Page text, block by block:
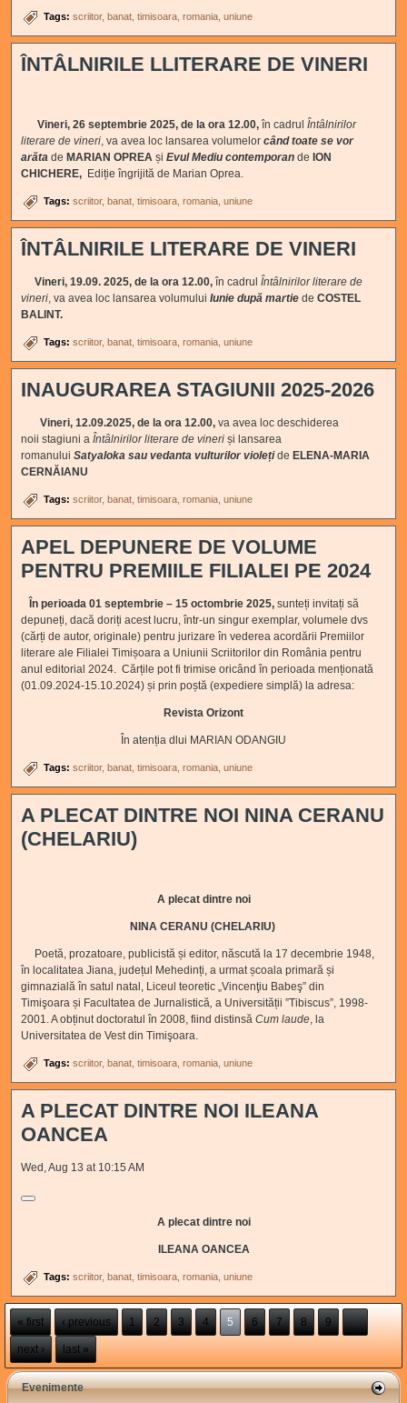
Tags:scriitor banat timisoara romania uniune
ÎNTÂLNIRILE LLITERARE DE VINERI
Vineri, 26 septembrie 2025, de la ora 12.00,în cadrulÎntâlnirilor
literare de vineri, va avea loc lansarea volumelorcând toate se vor
arăta de MARIAN OPREA șiEvul Mediu contemporan de ION
CHICHERE, Ediție îngrijită de Marian Oprea.
Tags:scriitor banat timisoara romania uniune
ÎNTÂLNIRILE LITERARE DE VINERI
Vineri, 19.09. 2025, de la ora 12.00,în cadrulÎntâlnirilor literare de
vineri, va avea loc lansarea volumului Iunie după martie de COSTEL
BALINT.
Tags:scriitor banat timisoara romania uniune
INAUGURAREA STAGIUNII 2025-2026
Vineri, 12.09.2025, de la ora 12.00,va avea loc deschiderea
noii stagiuni aÎntâlnirilor literare de vineri și lansarea
romanuluiSatyaloka sau vedanta vulturilor violețide ELENA-MARIA
CERNĂIANU
Tags:scriitor banat timisoara romania uniune
APEL DEPUNERE DE VOLUME
PENTRU PREMIILE FILIALEI PE 2024
În perioada 01 septembrie – 15 octombrie 2025,sunteți invitați să
depuneți, dacă doriți acest lucru, într-un singur exemplar, volumele dvs
(cărți de autor, originale) pentru jurizare în vederea acordării Premiilor
literare ale Filialei Timișoara a Uniunii Scriitorilor din România pentru
anul editorial 2024. Cărțile pot fi trimise oricând în perioada menționată
(01.09.2024-15.10.2024) și prin poștă (expediere simplă) la adresa:
Revista Orizont
În atenția dlui MARIAN ODANGIU
Tags:scriitor banat timisoara romania uniune
A PLECAT DINTRE NOI NINA CERANU
(CHELARIU)
A plecat dintre noi
NINA CERANU (CHELARIU)
Poetă, prozatoare, publicistă și editor, născută la 17 decembrie 1948,
în localitatea Jiana, județul Mehedinți, a urmat școala primară și
gimnazială în satul natal, Liceul teoretic „Vincenţiu Babeş” din
Timişoara și Facultatea de Jurnalistică,a Universității ”Tibiscus”, 1998-
2001. A obținut doctoratul în 2008, fiind distinsăCum laude, la
Universitatea de Vest din Timişoara.
Tags:scriitor banat timisoara romania uniune
A PLECAT DINTRE NOI ILEANA
OANCEA
Wed, Aug 13 at 10:15 AM
A plecat dintre noi
ILEANA OANCEA
Tags:scriitor banat timisoara romania uniune
Pages
« first ‹ previous 1 2 3 4 5 6 7 8 9 …
next › last »
Evenimente